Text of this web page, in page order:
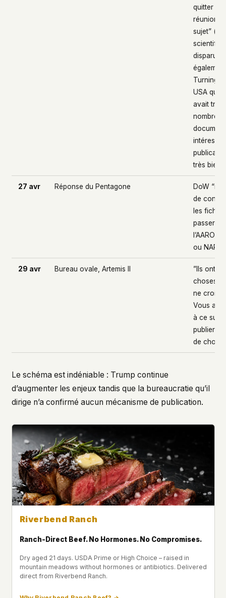
quitter
réunion à
sujet”
disparus)
Turning
USA que
avait
nombreux
très
27 avr Réponse du Pentagone
DoW
de
les
l’AARO,
ou NARA
29 avr Bureau ovale, Artemis II
”Ils ont
choses
ne
Vous
à ce
publier
de
Le schéma est indéniable : Trump continue
d’augmenter les enjeux tandis que la bureaucratie qu’il
dirige n’a confirmé aucun mécanisme de publication.
Riverbend Ranch
Ranch-Direct Beef. No Hormones. No Compromises.
Dry aged 21 days. USDA Prime or High Choice – raised in
mountain meadows without hormones or antibiotics. Delivered
direct from Riverbend Ranch.